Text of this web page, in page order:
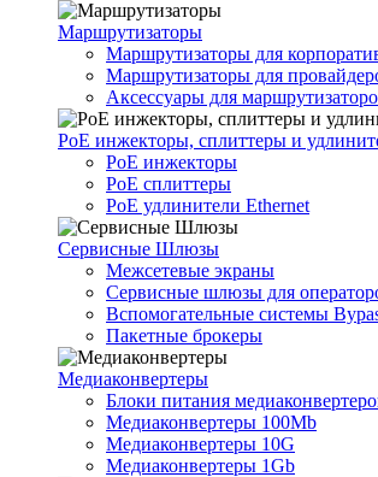
Маршрутизаторы
Маршрутизаторы для
Маршрутизаторы для
Аксессуары для
PoE инжекторы, сплиттеры и
PoE инжекторы
PoE сплиттеры
PoE удлинители Ethernet
Сервисные Шлюзы
Межсетевые экраны
Сервисные шлюзы для
Вспомогательные системы
Пакетные брокеры
Медиаконвертеры
Блоки питания
Медиаконвертеры 100Mb
Медиаконвертеры 10G
Медиаконвертеры 1Gb